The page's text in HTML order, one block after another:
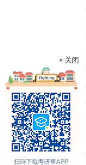
× 关闭